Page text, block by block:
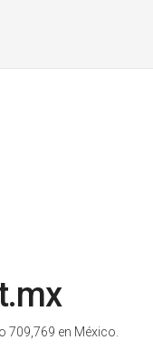
709,769 en México.